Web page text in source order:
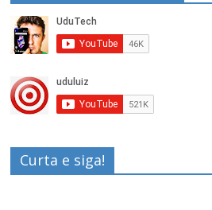
Curta e siga!